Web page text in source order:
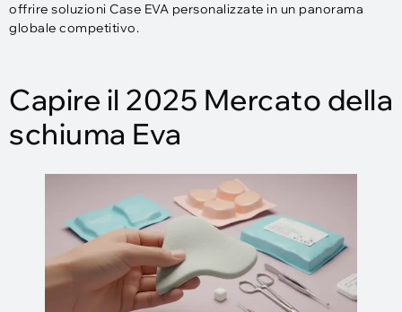
offrire soluzioni Case EVA personalizzate in un panorama
globale competitivo.
Capire il 2025 Mercato della
schiuma Eva